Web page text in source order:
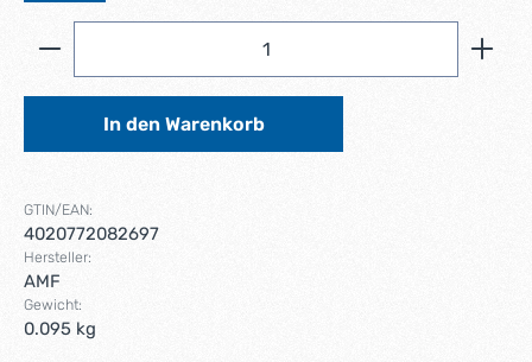
Produkt Anzahl: Gib den gewünschten Wert ein
In den Warenkorb
GTIN/EAN:
4020772082697
Hersteller:
AMF
Gewicht:
0.095 kg